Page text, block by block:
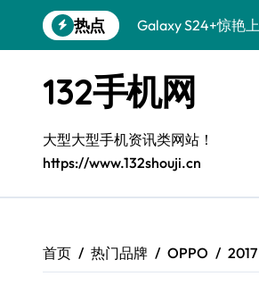
到
热点
Galaxy S24+惊艳
Galaxy A56 5G登
三星Galaxy S26发
Galaxy S25美颜秘
Galaxy C55 5G登
Galaxy Z Flip6：
132手机网
大型大型手机资讯类网站！
https://www.132shouji.cn
首页 热门品牌 OPPO 2017